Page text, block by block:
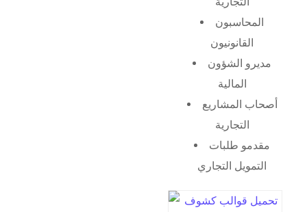
المحاسبون
القانونيون
مديرو الشؤون
المالية
أصحاب المشاريع
التجارية
مقدمو طلبات
التمويل التجاري